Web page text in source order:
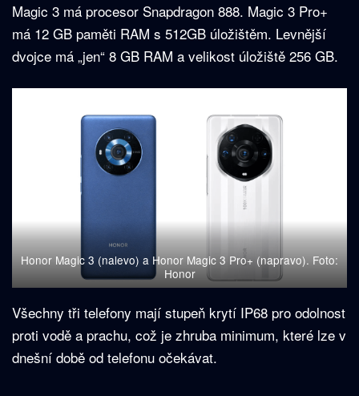
Magic 3 má procesor Snapdragon 888. Magic 3 Pro+
má 12 GB paměti RAM s 512GB úložištěm. Levnější
dvojce má „jen“ 8 GB RAM a velikost úložiště 256 GB.
Honor Magic 3 (nalevo) a Honor Magic 3 Pro+ (napravo). Foto:
Honor
Všechny tři telefony mají stupeň krytí IP68 pro odolnost
proti vodě a prachu, což je zhruba minimum, které lze v
dnešní době od telefonu očekávat.